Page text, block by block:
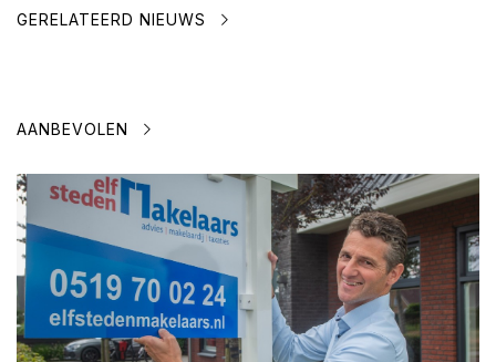
GERELATEERD NIEUWS
AANBEVOLEN